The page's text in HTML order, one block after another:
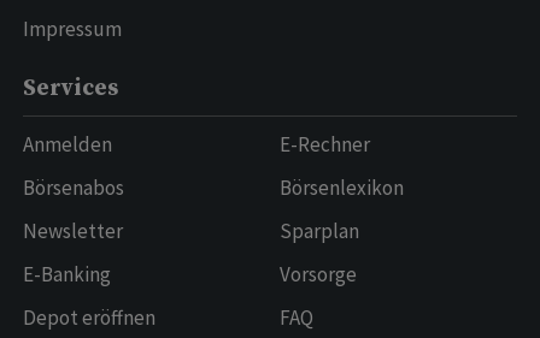
Impressum
Services
Anmelden
Börsenabos
Newsletter
E-Banking
Depot eröffnen
E-Rechner
Börsenlexikon
Sparplan
Vorsorge
FAQ